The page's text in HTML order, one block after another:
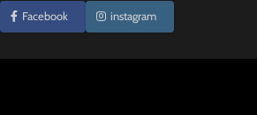
Facebook instagram